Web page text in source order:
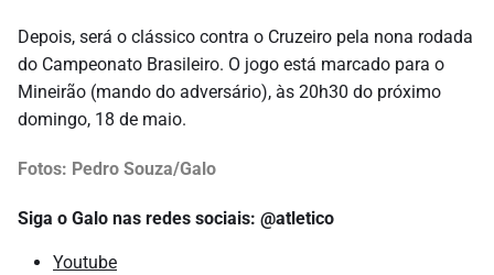
Depois, será o clássico contra o Cruzeiro pela nona rodada
do Campeonato Brasileiro. O jogo está marcado para o
Mineirão (mando do adversário), às 20h30 do próximo
domingo, 18 de maio.
Fotos: Pedro Souza/Galo
Siga o Galo nas redes sociais: @atletico
Youtube